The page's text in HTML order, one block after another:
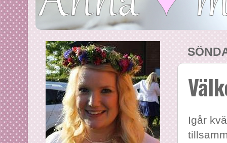
Igår